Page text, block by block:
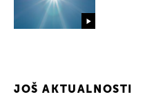
JOŠ AKTUALNOSTI